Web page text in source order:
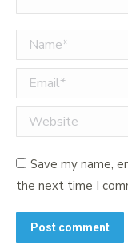
Name *
Email *
Website
Save my name,
the next time I
Post comment